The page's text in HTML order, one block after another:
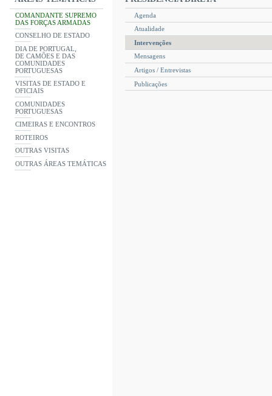
COMANDANTE SUPREMO
DAS FORÇAS ARMADAS
CONSELHO DE ESTADO
DIA DE PORTUGAL,
DE CAMÕES E DAS
COMUNIDADES
PORTUGUESAS
VISITAS DE ESTADO E
OFICIAIS
COMUNIDADES
PORTUGUESAS
CIMEIRAS E ENCONTROS
ROTEIROS
OUTRAS VISITAS
OUTRAS ÁREAS TEMÁTICAS
Agenda
Atualidade
Intervenções
Mensagens
Artigos / Entrevistas
Publicações